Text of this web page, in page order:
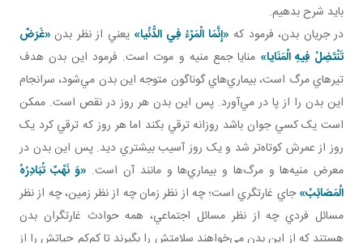
بايد شرح بدهيم.
در جريان بدن، فرمود که «إِنَّمَا الْمَرْءُ فِي الدُّنْيا» يعني از نظر بدن«غَرَضٌ
تَنْتَضِلُ فِيهِ الْمَنَايا» منايا جمع منيه و موت است. فرمود اين بدن هدف‌
تيرهاي مرگ است، بيماري‌هاي گوناگون متوجه اين بدن مي‌شود، سرانجام
اين بدن را از پا در مي‌آورد. پس اين بدن هر روز در نقص است. ممکن
است يک کسي جوان باشد روزانه ترقي بکند اما هر روز که ترقي کرد يک
روز از عمرش کوتاه‌تر شد و يک روز آسيب بيشتري ديد. پس اين بدن در
معرض منيه‌ها و مرگ‌ها و بيماري‌ها و مانند آن است. «وَ نَهْبٌ تُبَادِرُهُ
الْمَصَائِبُ»جاي غارتگري است؛ چه از نظر زمان چه از نظر زمين، چه از نظر
مسائل فردي چه از نظر مسائل اجتماعي، همه حوادث غارتگران بدن‌
هستند که از اين بدن مي‌خواهند سلامتش را بگيرند تا کم‌کم حياتش را از